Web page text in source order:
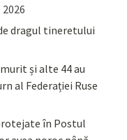
2026
dragul tineretului
și alte 44 au
al Federației Ruse
în Postul